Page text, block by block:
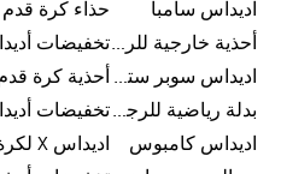
اديداس سامبا
حذاء كرة قدم
أحذية خارجية للرجال
اديداس سوبر ستار رجالي
بدلة رياضية للرجال
اديداس كامبوس